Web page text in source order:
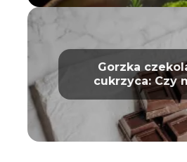
Gorzka
cukrzyca: Czy
bezpiecznie ją